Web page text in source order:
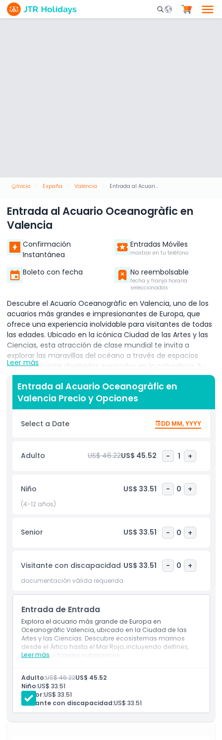
Mobile Search
Inicio España Valencia Entrada al Acuario Oceanogràfic en Valencia
Entrada al Acuario Oceanogràfic en
Valencia
Confirmación
Instantánea
Entradas Móviles
mostrar en tu teléfono
Boleto con fecha No reembolsable
fecha y franja horaria
seleccionadas
Descubre el Acuario Oceanogràfic en Valencia, uno de los
acuarios más grandes e impresionantes de Europa, que
ofrece una experiencia inolvidable para visitantes de todas
las edades. Ubicado en la icónica Ciudad de las Artes y las
Ciencias, esta atracción de clase mundial te invita a
explorar las maravillas del océano a través de espacios
hermosamente diseñados inspirados en la naturaleza. Su
impresionante arquitectura moderna, con forma de
nenúfar, convierte al acuario en un monumento por sí
mismo y en un lugar perfecto para los amantes de la
fotografía. Entra y recorre una amplia variedad de hábitats
marinos, desde el Mar Mediterráneo y los océanos
tropicales hasta zonas árticas y humedales. Acércate a
medusas, pingüinos y peces coloridos, todos
cuidadosamente exhibidos para reflejar sus entornos
Ciencias, un espacio interactivo diseñado para mentes
curiosas. Disfruta de exhibiciones científicas prácticas,
experimentos envolventes y displays educativos que hacen
creando una combinación perfecta de entretenimiento y
familiar en Valencia que combina naturaleza, ciencia y
belleza arquitectónica en un destino increíble.
Inclusiones
Política para Niños y Adultos
Exclusiones
Horario de Apertura
Leer más
Entrada al Acuario Oceanogràfic en
Valencia Precio y Opciones
Select a Date DD MM, YYYY
Adulto US$ 46.22US$ 45.52 - 1 +
Niño US$ 33.51 - 0 +
(4-12 años)
Senior US$ 33.51 - 0 +
Visitante con discapacidad US$ 33.51 - 0 +
documentación válida requerida
Entrada de Entrada
Explora el acuario más grande de Europa en
Oceanogràfic Valencia, ubicado en la Ciudad de las
Artes y las Ciencias. Descubre ecosistemas marinos
desde el Ártico hasta el Mar Rojo, incluyendo delfines,
tiburones y túneles submarinos.
Leer más
Entrada al Oceanogràfic de Valencia
Entrada al Ágora del Mar
Descuento en un ticket diario en el aparcamiento del
Oceanogràfic
Adulto:US$ 46.22US$ 45.52
Niño:US$ 33.51
Senior:US$ 33.51
Visitante con discapacidad:US$ 33.51